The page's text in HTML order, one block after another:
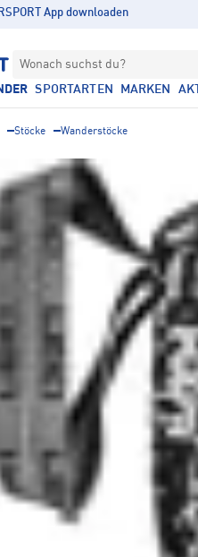
App downloaden
Wonach suchst du?
SPORTARTEN MARKEN
Stöcke Wanderstöcke